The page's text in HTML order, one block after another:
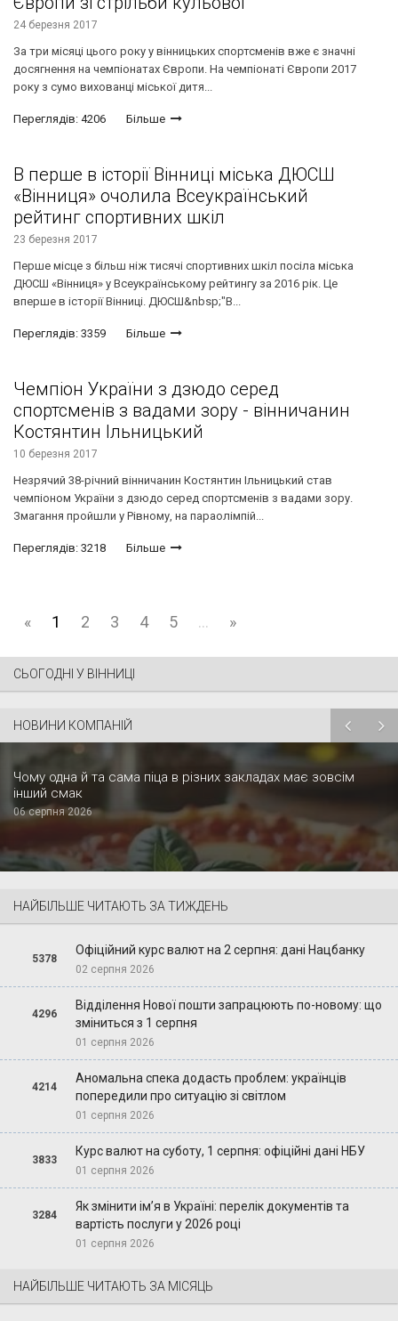
24 березня 2017
За три місяці цього року у вінницьких спортсменів вже є значні
досягнення на чемпіонатах Європи. На чемпіонаті Європи 2017
року з сумо вихованці міської дитя...
Переглядів: 4206 Більше
В перше в історії Вінниці міська ДЮСШ
«Вінниця» очолила Всеукраїнський
рейтинг спортивних шкіл
23 березня 2017
Перше місце з більш ніж тисячі спортивних шкіл посіла міська
ДЮСШ «Вінниця» у Всеукраїнському рейтингу за 2016 рік. Це
вперше в історії Вінниці. ДЮСШ&nbsp;"В...
Переглядів: 3359 Більше
Чемпіон України з дзюдо серед
спортсменів з вадами зору - вінничанин
Костянтин Ільницький
10 березня 2017
Незрячий 38-річний вінничанин Костянтин Ільницький став
чемпіоном України з дзюдо серед спортсменів з вадами зору.
Змагання пройшли у Рівному, на параолімпій...
Переглядів: 3218 Більше
« 1 2 3 4 5 ... »
СЬОГОДНІ У ВІННИЦІ
НОВИНИ КОМПАНІЙ
Чому одна й та сама піца в різних закладах має зовсім
інший смак
06 серпня 2026
НАЙБІЛЬШЕ ЧИТАЮТЬ ЗА ТИЖДЕНЬ
5378
Офіційний курс валют на 2 серпня: дані Нацбанку
02 серпня 2026
4296
Відділення Нової пошти запрацюють по-новому: що
зміниться з 1 серпня
01 серпня 2026
4214
Аномальна спека додасть проблем: українців
попередили про ситуацію зі світлом
01 серпня 2026
3833
Курс валют на суботу, 1 серпня: офіційні дані НБУ
01 серпня 2026
3284
Як змінити ім’я в Україні: перелік документів та
вартість послуги у 2026 році
01 серпня 2026
НАЙБІЛЬШЕ ЧИТАЮТЬ ЗА МІСЯЦЬ